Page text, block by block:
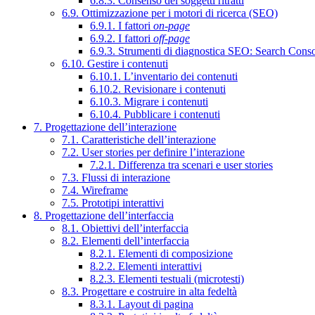
6.9. Ottimizzazione per i motori di ricerca (SEO)
6.9.1. I fattori on-page
6.9.2. I fattori off-page
6.9.3. Strumenti di diagnostica SEO: Search
6.10. Gestire i contenuti
6.10.1. L’inventario dei contenuti
6.10.2. Revisionare i contenuti
6.10.3. Migrare i contenuti
6.10.4. Pubblicare i contenuti
7. Progettazione dell’interazione
7.1. Caratteristiche dell’interazione
7.2. User stories per definire l’interazione
7.2.1. Differenza tra scenari e user stories
7.3. Flussi di interazione
7.4. Wireframe
7.5. Prototipi interattivi
8. Progettazione dell’interfaccia
8.1. Obiettivi dell’interfaccia
8.2. Elementi dell’interfaccia
8.2.1. Elementi di composizione
8.2.2. Elementi interattivi
8.2.3. Elementi testuali (microtesti)
8.3. Progettare e costruire in alta fedeltà
8.3.1. Layout di pagina